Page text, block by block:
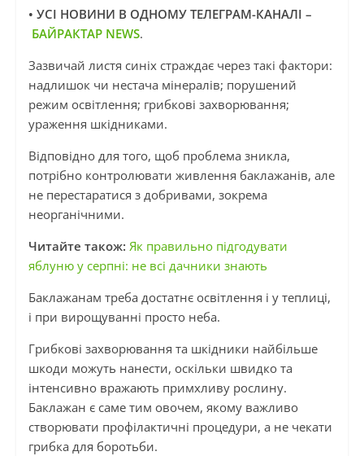
• УСІ НОВИНИ В ОДНОМУ ТЕЛЕГРАМ-КАНАЛІ –
БАЙРАКТАР NEWS.
Зазвичай листя синіх страждає через такі фактори:
надлишок чи нестача мінералів; порушений
режим освітлення; грибкові захворювання;
ураження шкідниками.
Відповідно для того, щоб проблема зникла,
потрібно контролювати живлення баклажанів, але
не перестаратися з добривами, зокрема
неорганічними.
Читайте також: Як правильно підгодувати
яблуню у серпні: не всі дачники знають
Баклажанам треба достатнє освітлення і у теплиці,
і при вирощуванні просто неба.
Грибкові захворювання та шкідники найбільше
шкоди можуть нанести, оскільки швидко та
інтенсивно вражають примхливу рослину.
Баклажан є саме тим овочем, якому важливо
створювати профілактичні процедури, а не чекати
грибка для боротьби.